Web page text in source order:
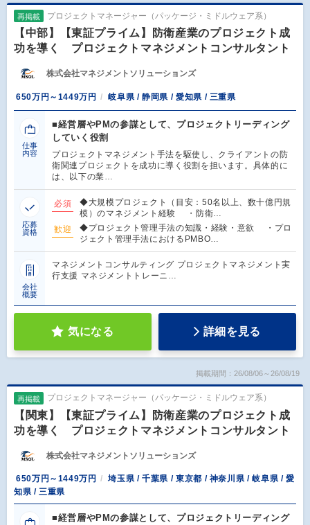
再掲載 プロジェクトマネージャー（パッケージ・ミドルウェア系）
【中部】【東証プライム】防衛産業のプロジェクト成
功を導く プロジェクトマネジメントコンサルタント
株式会社マネジメントソリューションズ
650万円～1449万円 岐阜県 / 静岡県 / 愛知県 / 三重県
仕事
内容
■経営層やPMの参謀として、プロジェクトリーディング
していく役割
プロジェクトマネジメント手法を駆使し、クライアントの防
衛関連プロジェクトを成功に導く役割を担います。具体的に
は、以下の業…
応募
資格
必須
◆大規模プロジェクト（目安：50名以上、数十億円規
模）のマネジメント経験 ・防衛…
歓迎
◆プロジェクト管理手法の知識・経験・意欲 ・プロ
ジェクト管理手法におけるPMBO…
会社
概要
マネジメントコンサルティング プロジェクトマネジメント実
行支援 マネジメントトレーニ…
気になる 詳細を見る
掲載期間：26/08/06～26/08/19
再掲載 プロジェクトマネージャー（パッケージ・ミドルウェア系）
【関東】【東証プライム】防衛産業のプロジェクト成
功を導く プロジェクトマネジメントコンサルタント
株式会社マネジメントソリューションズ
650万円～1449万円
埼玉県 / 千葉県 / 東京都 / 神奈川県 / 岐阜県 / 愛
知県 / 三重県
■経営層やPMの参謀として、プロジェクトリーディング